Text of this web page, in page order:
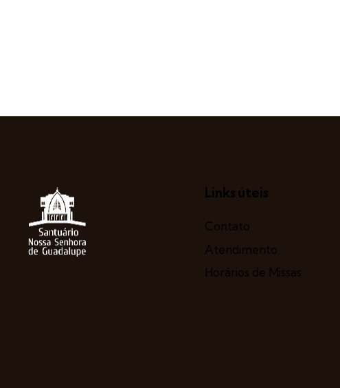
Links úteis
Contato
Atendimento
Horários de Missas